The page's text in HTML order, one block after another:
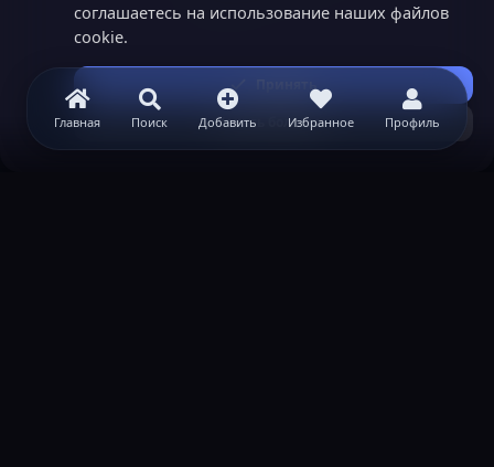
Главная Поиск Добавить Избранное Профиль
соглашаетесь на использование наших файлов
cookie.
Принять
Узнать больше...